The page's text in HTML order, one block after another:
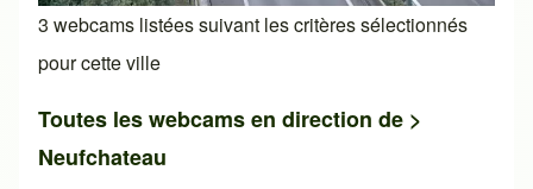
3 webcams listées suivant les critères sélectionnés
pour cette ville
Toutes les webcams en direction de >
Neufchateau